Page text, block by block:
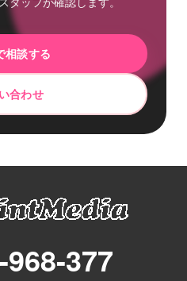
相談する
合わせ
377